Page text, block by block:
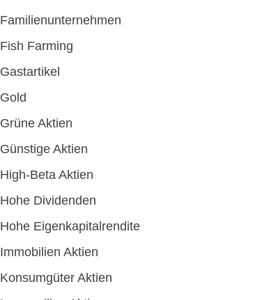
Familienunternehmen
Fish Farming
Gastartikel
Gold
Grüne Aktien
Günstige Aktien
High-Beta Aktien
Hohe Dividenden
Hohe Eigenkapitalrendite
Immobilien Aktien
Konsumgüter Aktien